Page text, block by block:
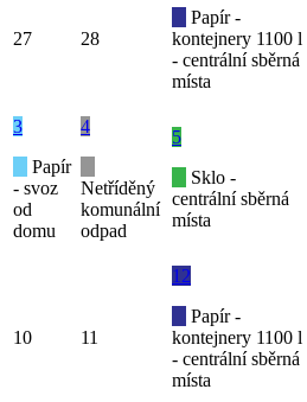
27 28
Papír -
kontejnery 1100 l
- centrální sběrná
místa
3
Papír
- svoz
od
domu
4
Netříděný
komunální
odpad
5
Sklo -
centrální sběrná
místa
10 11
12
Papír -
kontejnery 1100 l
- centrální sběrná
místa